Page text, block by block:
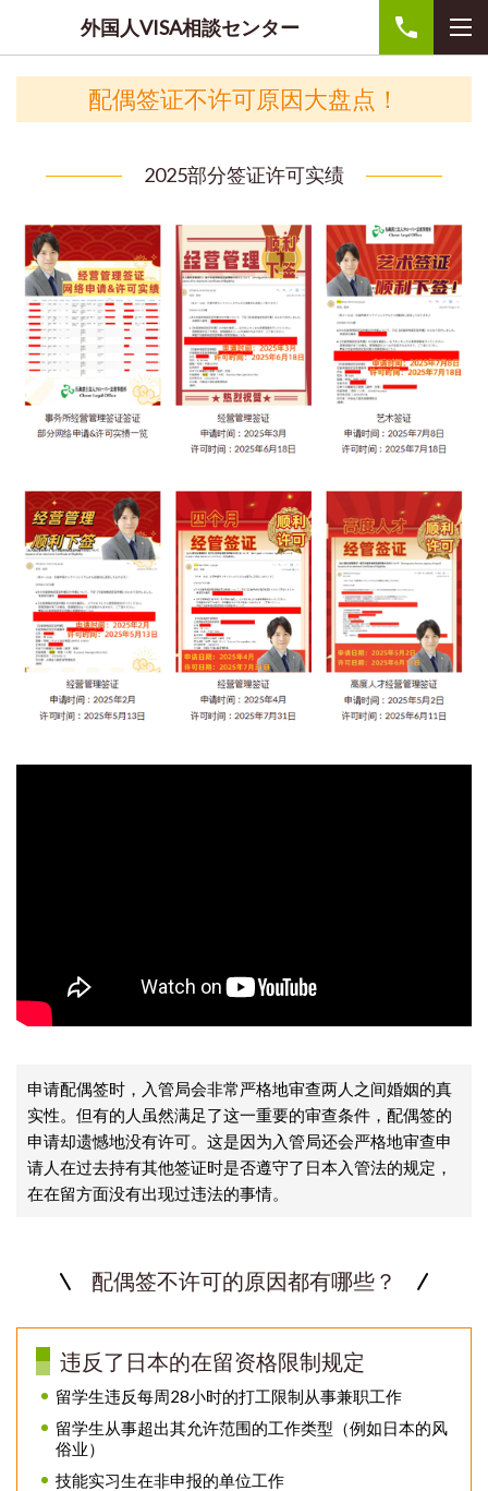
外国人VISA相談センター
配偶签证不许可原因大盘点！
2025部分签证许可实绩
申请配偶签时，入管局会非常严格地审查两人之间婚姻的真
实性。但有的人虽然满足了这一重要的审查条件，配偶签的
申请却遗憾地没有许可。这是因为入管局还会严格地审查申
请人在过去持有其他签证时是否遵守了日本入管法的规定，
在在留方面没有出现过违法的事情。
配偶签不许可的原因都有哪些？
违反了日本的在留资格限制规定
留学生违反每周28小时的打工限制从事兼职工作
留学生从事超出其允许范围的工作类型（例如日本的风
俗业）
技能实习生在非申报的单位工作